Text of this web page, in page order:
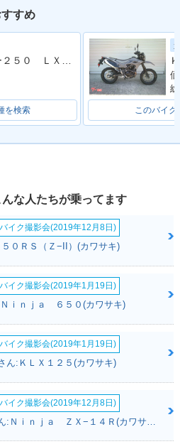
すめ
を検索 このバイ
な人たちが乗ってます
イク撮影会(2019年12月8日)
０ＲＳ（Ｚ−II）(カワサキ)
イク撮影会(2019年1月19日)
ｉｎｊａ ６５０(カワサキ)
イク撮影会(2019年1月19日)
ん:ＫＬＸ１２５(カワサキ)
イク撮影会(2019年12月8日)